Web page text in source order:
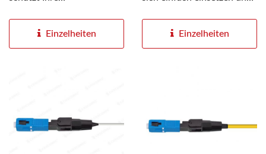
erspart...
Einzelheiten
benachbarte...Einzelheiten